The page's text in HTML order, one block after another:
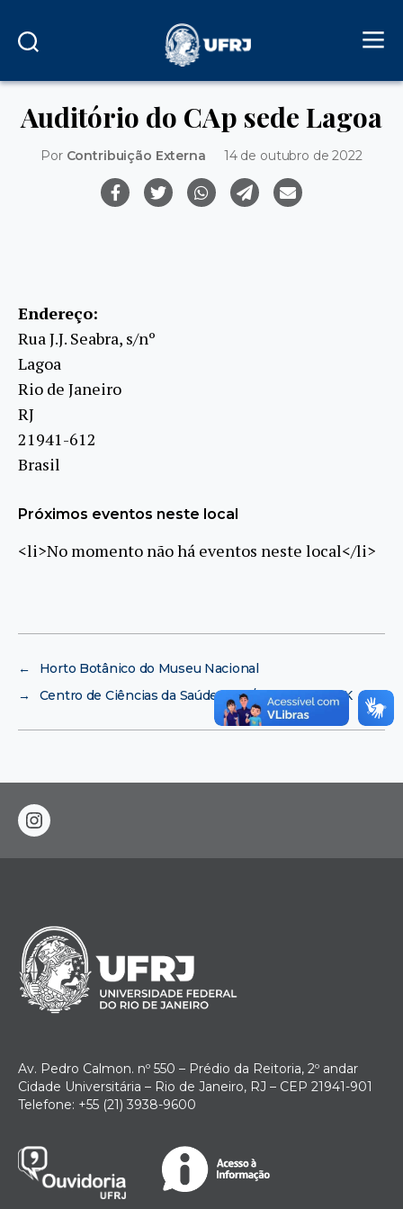
Auditório do CAp sede Lagoa
Por Contribuição Externa 14 de outubro de 2022
Endereço:
Rua J.J. Seabra, s/nº
Lagoa
Rio de Janeiro
RJ
21941-612
Brasil
Próximos eventos neste local
<li>No momento não há eventos neste local</li>
←
Horto Botânico do Museu Nacional
→
Centro de Ciências da Saúde (CCS/UFRJ) – Bloco K
instagram
Av. Pedro Calmon. nº 550 – Prédio da Reitoria, 2º andar
Cidade Universitária – Rio de Janeiro, RJ – CEP 21941-901
Telefone: +55 (21) 3938-9600